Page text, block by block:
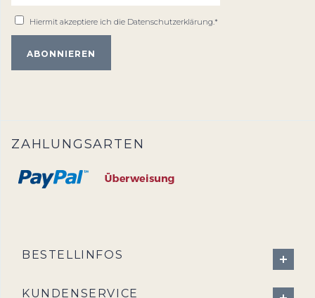
Hiermit akzeptiere ich die Datenschutzerklärung.*
ZAHLUNGSARTEN
BESTELLINFOS
KUNDENSERVICE